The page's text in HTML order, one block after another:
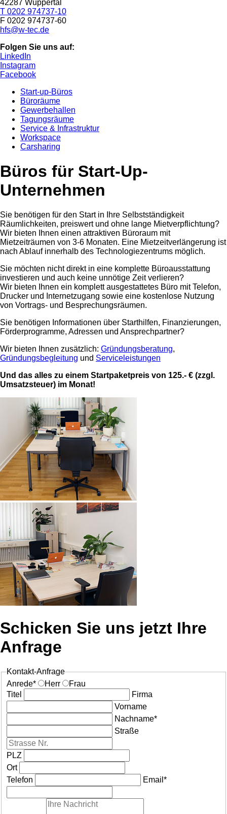
42287 Wuppertal
T 0202 974737-10
F 0202 974737-60
hfs@w-tec.de
Folgen Sie uns auf:
LinkedIn
Instagram
Facebook
Start-up-Büros
Büroräume
Gewerbehallen
Tagungsräume
Service & Infrastruktur
Workspace
Carsharing
Büros für Start-Up-
Unternehmen
Sie benötigen für den Start in Ihre Selbstständigkeit
Räumlichkeiten, preiswert und ohne lange Mietverpflichtung?
Wir bieten Ihnen einen attraktiven Büroraum mit
Mietzeiträumen von 3-6 Monaten. Eine Mietzeitverlängerung ist
nach Ablauf innerhalb des Technologiezentrums möglich.
Sie möchten nicht direkt in eine komplette Büroausstattung
investieren und auch keine unnötige Zeit verlieren?
Wir bieten Ihnen ein komplett ausgestattetes Büro mit Telefon,
Drucker und Internetzugang sowie eine kostenlose Nutzung
von Vortrags- und Besprechungsräumen.
Sie benötigen Informationen über Starthilfen, Finanzierungen,
Förderprogramme, Adressen und Ansprechpartner?
Wir bieten Ihnen zusätzlich: Gründungsberatung,
Gründungsbegleitung und Serviceleistungen
Und das alles zu einem Startpaketpreis von 125.- € (zzgl.
Umsatzsteuer) im Monat!
Schicken Sie uns jetzt Ihre
Anfrage
Kontakt-Anfrage
Anrede* Herr
Frau
Titel
Firma
Vorname
Nachname*
Straße
PLZ
Ort
Telefon
Email*